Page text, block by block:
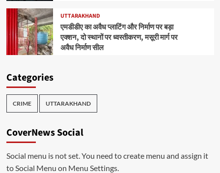
UTTARAKHAND
एमडीडीए का अवैध प्लाटिंग और निर्माण पर बड़ा
एक्शन, दो स्थानों पर ध्वस्तीकरण, मसूरी मार्ग पर
अवैध निर्माण सील
Categories
CRIME UTTARAKHAND
CoverNews Social
Social menu is not set. You need to create menu and assign it
to Social Menu on Menu Settings.